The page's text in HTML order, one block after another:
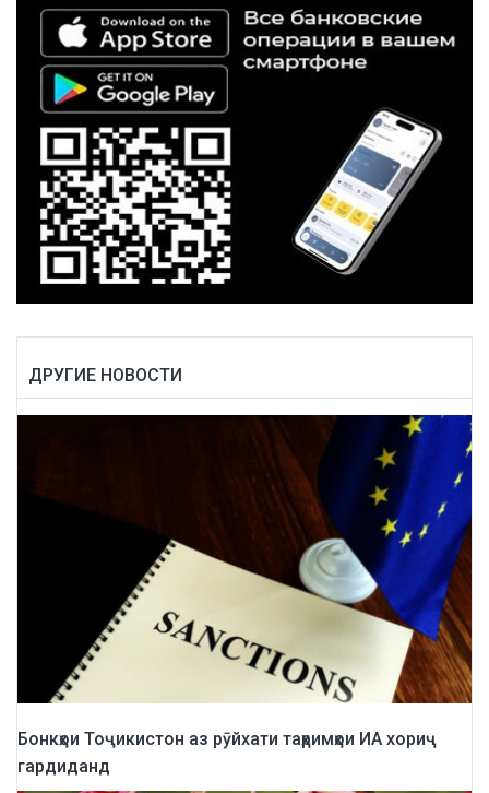
ДРУГИЕ НОВОСТИ
Бонкҳои Тоҷикистон аз рӯйхати таҳримҳои ИА хориҷ
гардиданд